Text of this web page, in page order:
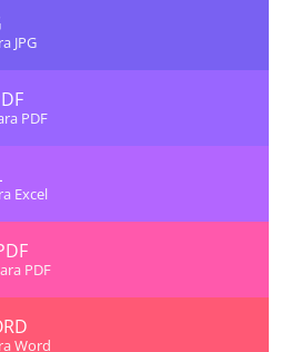
JPG
PDF
Excel
PDF
Word